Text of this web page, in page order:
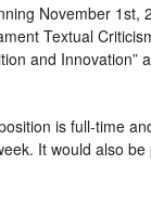
November 1st,
Textual
and Innovation”
is full-time
It would also